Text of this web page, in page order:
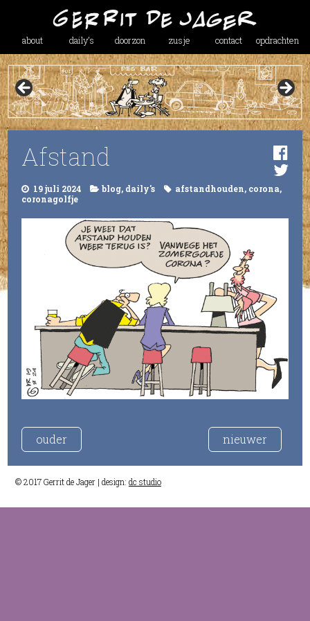
about daily’s doorzon zusje contact opdrachten
Afstand
19 juli 2024 blog, daily's afstandhouden, corona,
coronagolfje
ouder nieuwer
© 2017 Gerrit de Jager | design: dc studio